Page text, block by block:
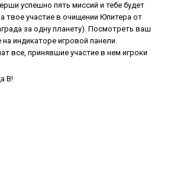
успешно пять миссий и тебе будет
твое участие в очищении Юпитера от
за одну планету). Посмотреть ваш
индикаторе игровой панели.
все, принявшие участие в нем игроки
В!